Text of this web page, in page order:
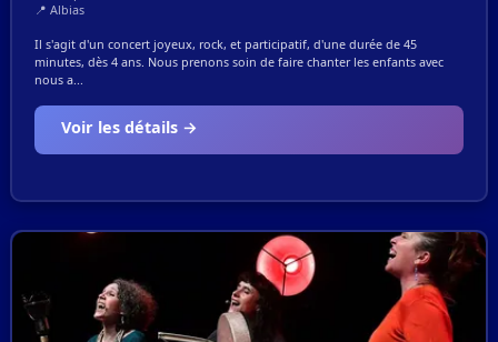
📍 Albias
Il s'agit d'un concert joyeux, rock, et participatif, d'une durée de 45
minutes, dès 4 ans. Nous prenons soin de faire chanter les enfants avec
nous a...
Voir les détails →